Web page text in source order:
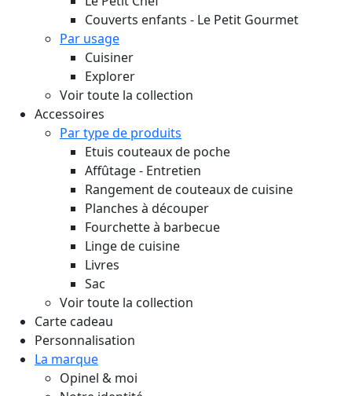
Couverts enfants - Le Petit Gourmet
Par usage
Cuisiner
Explorer
Voir toute la collection
Accessoires
Par type de produits
Etuis couteaux de poche
Affûtage - Entretien
Rangement de couteaux de cuisine
Planches à découper
Fourchette à barbecue
Linge de cuisine
Livres
Sac
Voir toute la collection
Carte cadeau
Personnalisation
La marque
Opinel & moi